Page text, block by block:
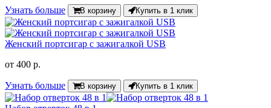
Узнать больше В корзину Купить в 1 клик
Женский портсигар с зажигалкой USB
от 400 р.
Узнать больше В корзину Купить в 1 клик